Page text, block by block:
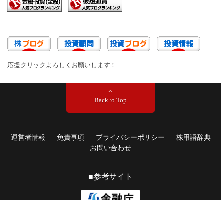
応援クリックよろしくお願いします！
Back to Top
運営者情報 免責事項 プライバシーポリシー
株用語辞典
お問い合わせ
■参考サイト